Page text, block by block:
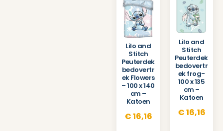
Lilo and
Stitch
Peuterdek
bedovertr
ek Flowers
– 100 x 140
cm –
Katoen
€16,16
Lilo and
Stitch
Peuterdek
bedovertr
ek frog-
100 x 135
cm –
Katoen
€16,16